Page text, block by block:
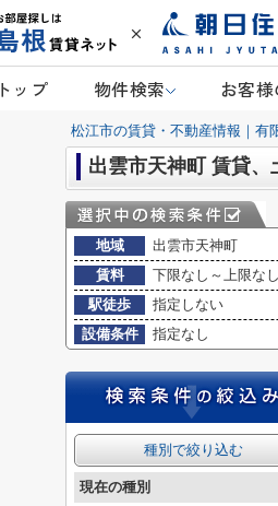
トップ 物件検索 お客
松江市の賃貸・不動産情報｜有
出雲市天神町 賃貸、
地域
出雲市天神町
賃料
下限なし～上限なし
駅徒歩
指定しない
設備条件
指定なし
種別で絞り込む
現在の種別